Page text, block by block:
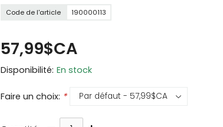
Code de l'article 190000113
57,99$CA
Disponibilité: En stock
Faire un choix: *